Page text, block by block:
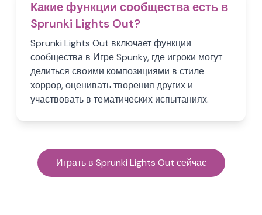
Какие функции сообщества есть в
Sprunki Lights Out?
Sprunki Lights Out включает функции
сообщества в Игре Spunky, где игроки могут
делиться своими композициями в стиле
хоррор, оценивать творения других и
участвовать в тематических испытаниях.
Играть в Sprunki Lights Out сейчас